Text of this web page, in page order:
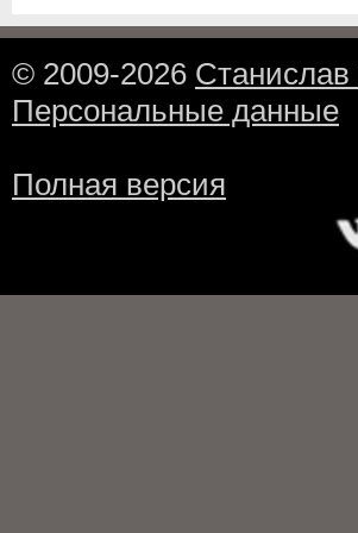
© 2009-2026
Персональные данные
Полная версия